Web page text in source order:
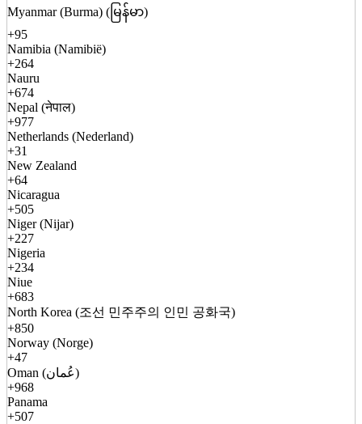
Myanmar (Burma) (မြန်မာ)
+95
Namibia (Namibië)
+264
Nauru
+674
Nepal (नेपाल)
+977
Netherlands (Nederland)
+31
New Zealand
+64
Nicaragua
+505
Niger (Nijar)
+227
Nigeria
+234
Niue
+683
North Korea (조선 민주주의 인민 공화국)
+850
Norway (Norge)
+47
Oman (عُمان)
+968
Panama
+507